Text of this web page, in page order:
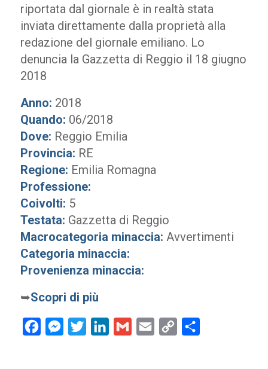
riportata dal giornale è in realtà stata
inviata direttamente dalla proprietà alla
redazione del giornale emiliano. Lo
denuncia la Gazzetta di Reggio il 18 giugno
2018
Anno: 2018
Quando: 06/2018
Dove: Reggio Emilia
Provincia: RE
Regione: Emilia Romagna
Professione:
Coivolti: 5
Testata: Gazzetta di Reggio
Macrocategoria minaccia: Avvertimenti
Categoria minaccia:
Provenienza minaccia:
➥Scopri di più
FacebookMessenger
Twitter LinkedInGmail Email
Copy